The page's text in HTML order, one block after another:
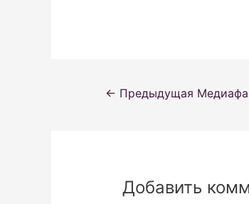
Навигация
← Предыдущая
Добавить